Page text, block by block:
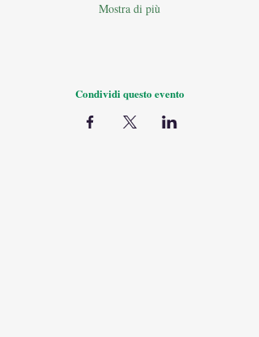
Mostra di più
Condividi questo evento